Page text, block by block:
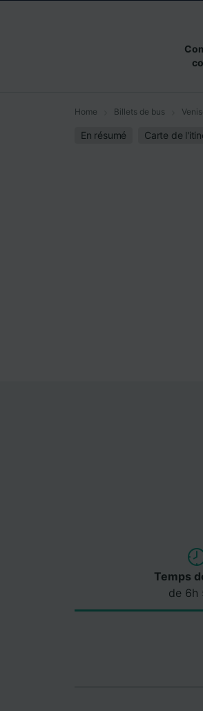
Home Billets de bus
En résumé Carte de
Temps
de 6h